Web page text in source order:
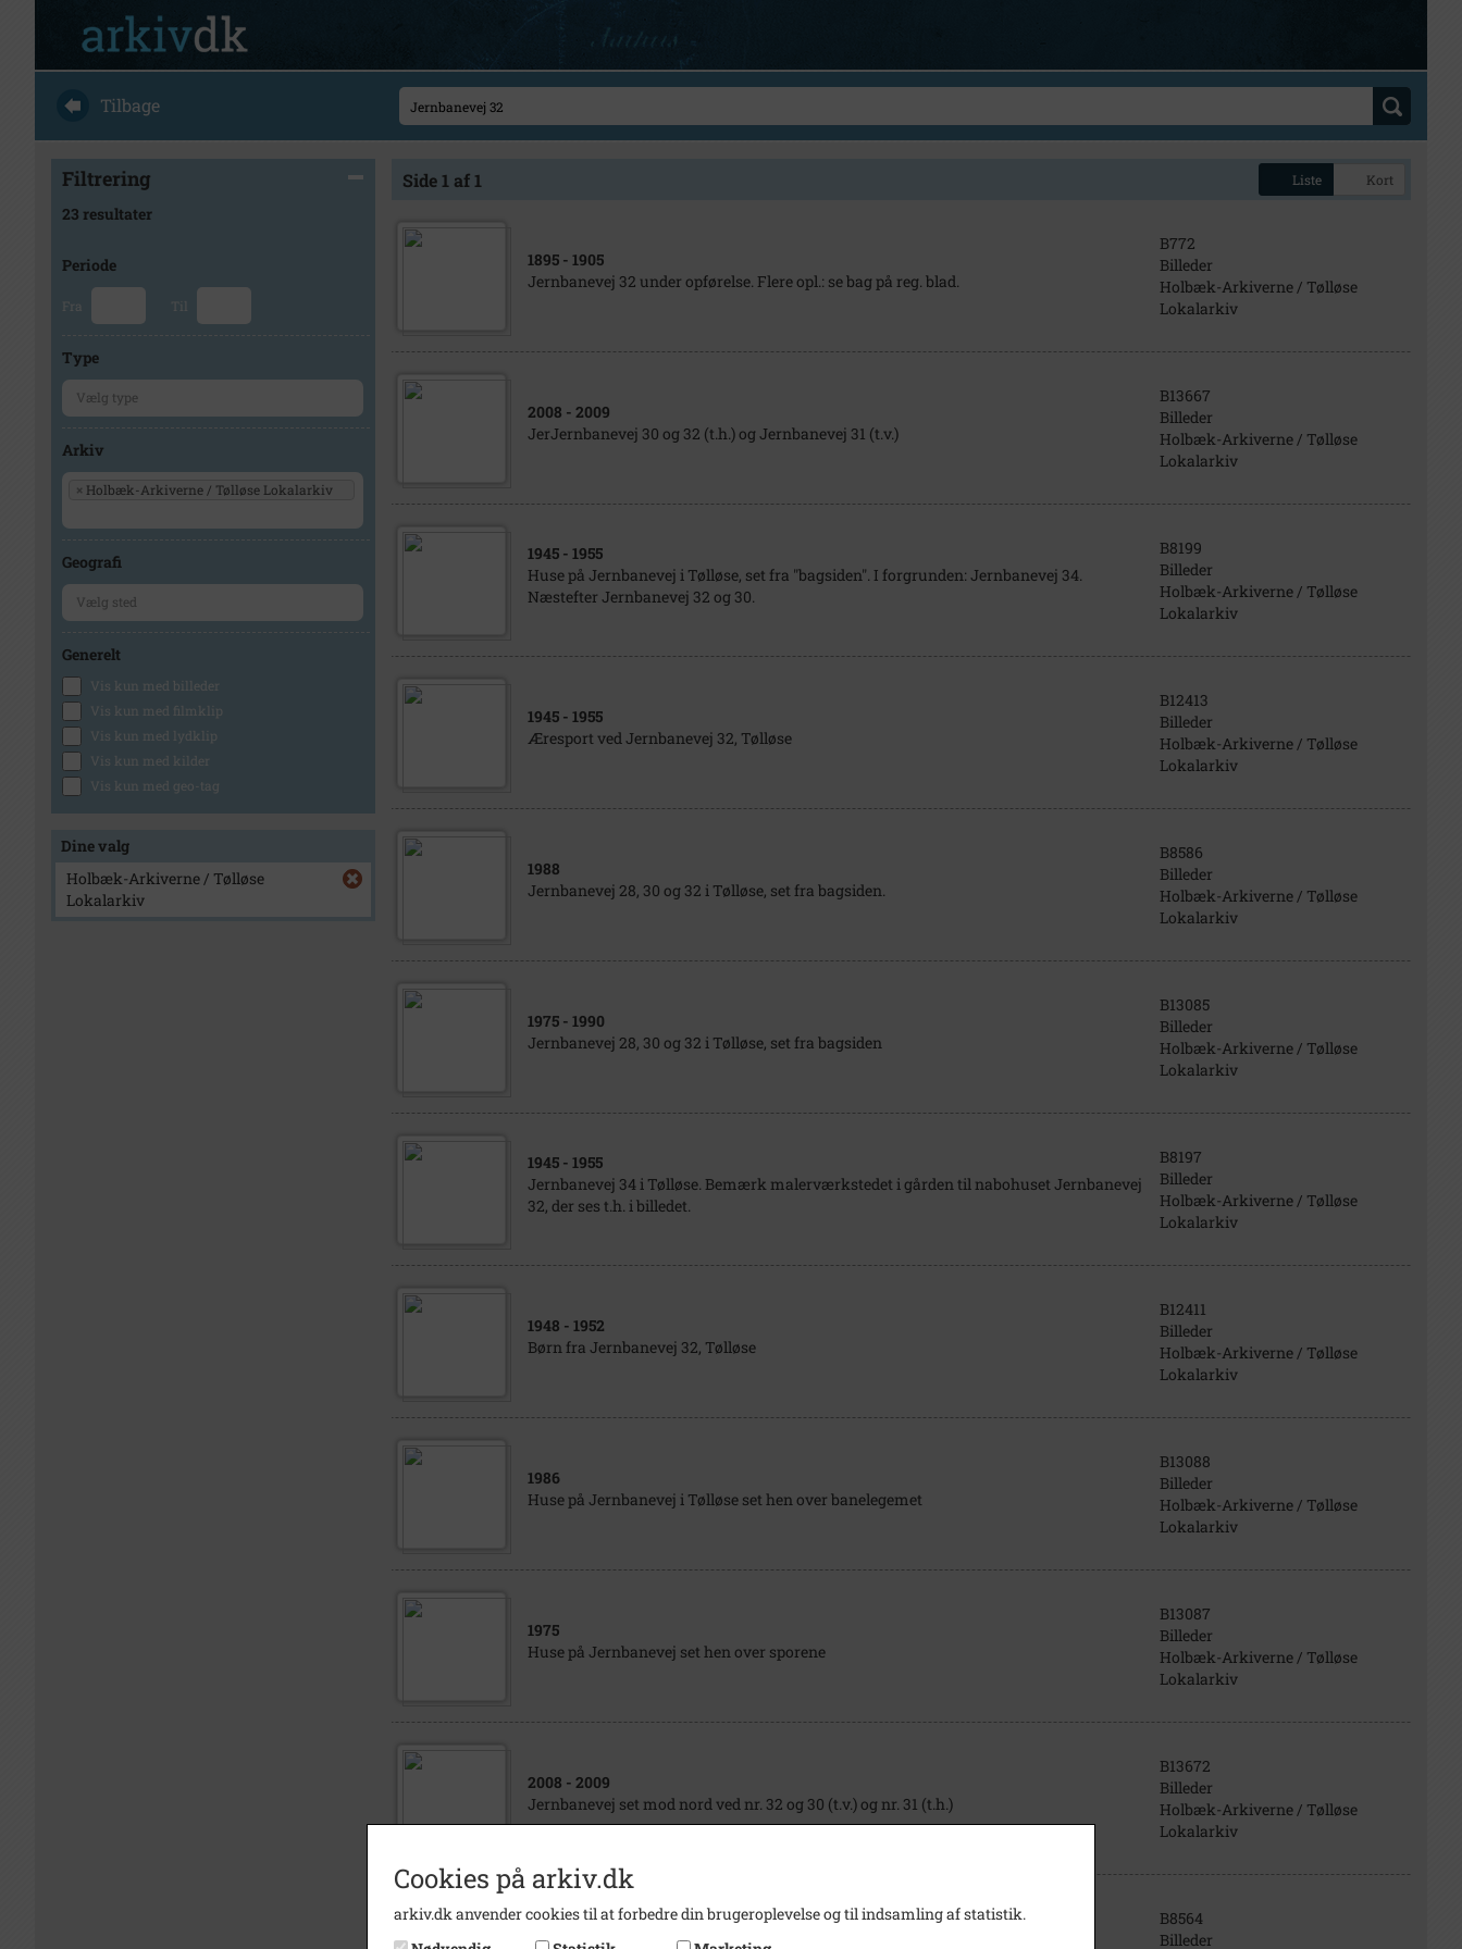
Tilbage
Filtrering
23 resultater
Periode
Fra Til
Type
Arkiv
× Holbæk-Arkiverne / Tølløse Lokalarkiv
Geografi
Generelt
Vis kun med billeder
Vis kun med filmklip
Vis kun med lydklip
Vis kun med kilder
Vis kun med geo-tag
Dine valg
Holbæk-Arkiverne / Tølløse
Lokalarkiv
Side 1 af 1 Liste Kort
1895 - 1905
Jernbanevej 32 under opførelse. Flere opl.: se bag på reg. blad.
B772
Billeder
Holbæk-Arkiverne / Tølløse
Lokalarkiv
2008 - 2009
JerJernbanevej 30 og 32 (t.h.) og Jernbanevej 31 (t.v.)
B13667
Billeder
Holbæk-Arkiverne / Tølløse
Lokalarkiv
1945 - 1955
Huse på Jernbanevej i Tølløse, set fra "bagsiden". I forgrunden: Jernbanevej 34.
Næstefter Jernbanevej 32 og 30.
B8199
Billeder
Holbæk-Arkiverne / Tølløse
Lokalarkiv
1945 - 1955
Æresport ved Jernbanevej 32, Tølløse
B12413
Billeder
Holbæk-Arkiverne / Tølløse
Lokalarkiv
1988
Jernbanevej 28, 30 og 32 i Tølløse, set fra bagsiden.
B8586
Billeder
Holbæk-Arkiverne / Tølløse
Lokalarkiv
1975 - 1990
Jernbanevej 28, 30 og 32 i Tølløse, set fra bagsiden
B13085
Billeder
Holbæk-Arkiverne / Tølløse
Lokalarkiv
1945 - 1955
Jernbanevej 34 i Tølløse. Bemærk malerværkstedet i gården til nabohuset Jernbanevej
32, der ses t.h. i billedet.
B8197
Billeder
Holbæk-Arkiverne / Tølløse
Lokalarkiv
1948 - 1952
Børn fra Jernbanevej 32, Tølløse
B12411
Billeder
Holbæk-Arkiverne / Tølløse
Lokalarkiv
1986
Huse på Jernbanevej i Tølløse set hen over banelegemet
B13088
Billeder
Holbæk-Arkiverne / Tølløse
Lokalarkiv
1975
Huse på Jernbanevej set hen over sporene
B13087
Billeder
Holbæk-Arkiverne / Tølløse
Lokalarkiv
2008 - 2009
Jernbanevej set mod nord ved nr. 32 og 30 (t.v.) og nr. 31 (t.h.)
B13672
Billeder
Holbæk-Arkiverne / Tølløse
Lokalarkiv
B8564
Billeder
Cookies på arkiv.dk
arkiv.dk anvender cookies til at forbedre din brugeroplevelse og til indsamling af statistik.